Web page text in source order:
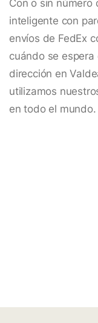
Con o sin número
inteligente con
envíos de FedEx
cuándo se
dirección en
utilizamos
en todo el mundo.